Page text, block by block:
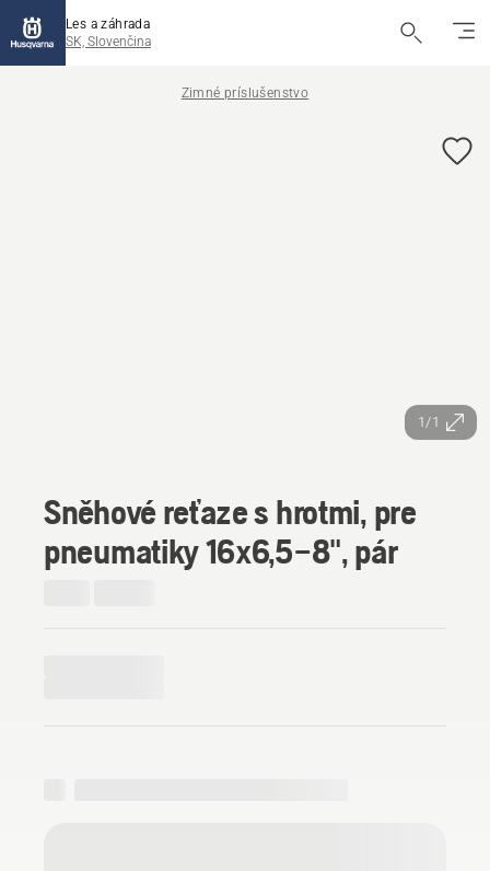
Les a záhrada
SK, Slovenčina
Zimné príslušenstvo
1/1
Sněhové reťaze s hrotmi, pre
pneumatiky 16x6,5–8", pár